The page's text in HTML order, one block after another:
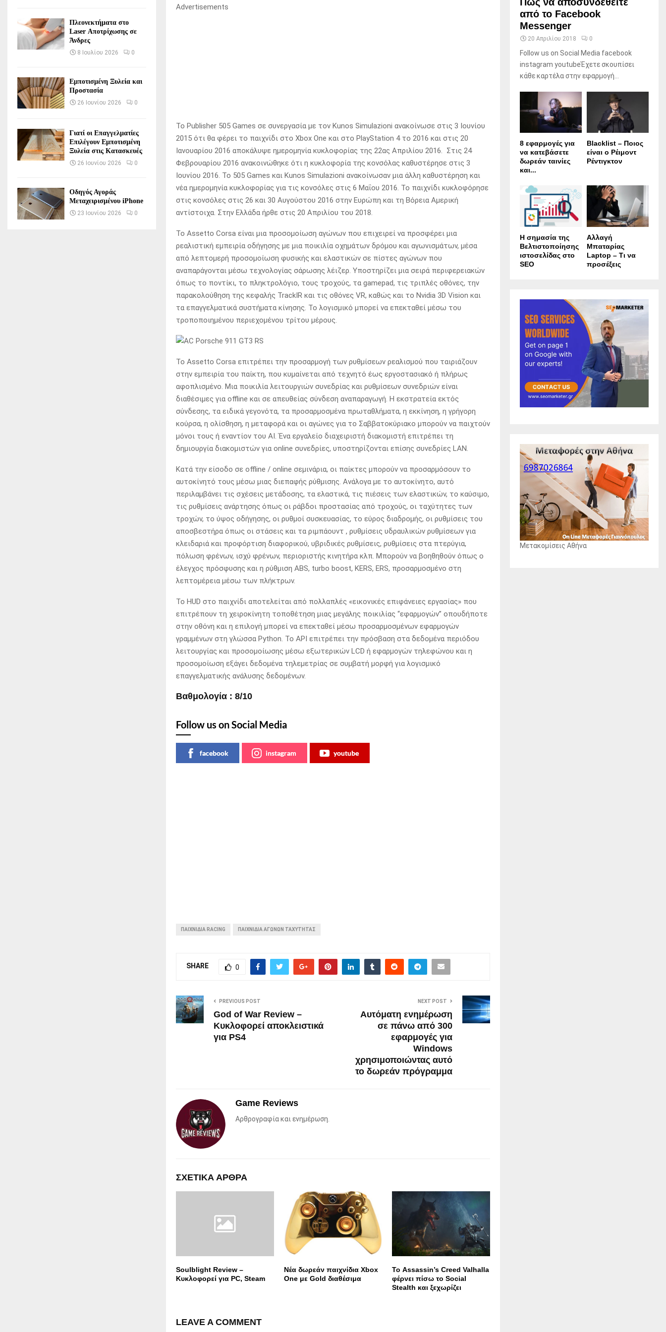
Advertisements
Το Publisher 505 Games σε συνεργασία με τον Kunos Simulazioni ανακοίνωσε στις 3 Ιουνίου
2015 ότι θα φέρει το παιχνίδι στο Xbox One και στο PlayStation 4 το 2016 και στις 20
Ιανουαρίου 2016 αποκάλυψε ημερομηνία κυκλοφορίας της 22ας Απριλίου 2016. Στις 24
Φεβρουαρίου 2016 ανακοινώθηκε ότι η κυκλοφορία της κονσόλας καθυστέρησε στις 3
Ιουνίου 2016. Το 505 Games και Kunos Simulazioni ανακοίνωσαν μια άλλη καθυστέρηση και
νέα ημερομηνία κυκλοφορίας για τις κονσόλες στις 6 Μαΐου 2016. Το παιχνίδι κυκλοφόρησε
στις κονσόλες στις 26 και 30 Αυγούστου 2016 στην Ευρώπη και τη Βόρεια Αμερική
αντίστοιχα. Στην Ελλάδα ήρθε στις 20 Απριλίου του 2018.
Το Assetto Corsa είναι μια προσομοίωση αγώνων που επιχειρεί να προσφέρει μια
ρεαλιστική εμπειρία οδήγησης με μια ποικιλία οχημάτων δρόμου και αγωνισμάτων, μέσα
από λεπτομερή προσομοίωση φυσικής και ελαστικών σε πίστες αγώνων που
αναπαράγονται μέσω τεχνολογίας σάρωσης λέιζερ. Υποστηρίζει μια σειρά περιφερειακών
όπως το ποντίκι, το πληκτρολόγιο, τους τροχούς, τα gamepad, τις τριπλές οθόνες, την
παρακολούθηση της κεφαλής TrackIR και τις οθόνες VR, καθώς και το Nvidia 3D Vision και
τα επαγγελματικά συστήματα κίνησης. Το λογισμικό μπορεί να επεκταθεί μέσω του
τροποποιημένου περιεχομένου τρίτου μέρους.
Το Assetto Corsa επιτρέπει την προσαρμογή των ρυθμίσεων ρεαλισμού που ταιριάζουν
στην εμπειρία του παίκτη, που κυμαίνεται από τεχνητό έως εργοστασιακό ή πλήρως
αφοπλισμένο. Μια ποικιλία λειτουργιών συνεδρίας και ρυθμίσεων συνεδριών είναι
διαθέσιμες για offline και σε απευθείας σύνδεση αναπαραγωγή. Η εκστρατεία εκτός
σύνδεσης, τα ειδικά γεγονότα, τα προσαρμοσμένα πρωταθλήματα, η εκκίνηση, η γρήγορη
κούρσα, η ολίσθηση, η μεταφορά και οι αγώνες για το Σαββατοκύριακο μπορούν να παιχτούν
μόνοι τους ή εναντίον του AI. Ένα εργαλείο διαχειριστή διακομιστή επιτρέπει τη
δημιουργία διακομιστών για online συνεδρίες, υποστηρίζονται επίσης συνεδρίες LAN.
Κατά την είσοδο σε offline / online σεμινάρια, οι παίκτες μπορούν να προσαρμόσουν το
αυτοκίνητό τους μέσω μιας διεπαφής ρύθμισης. Ανάλογα με το αυτοκίνητο, αυτό
περιλαμβάνει τις σχέσεις μετάδοσης, τα ελαστικά, τις πιέσεις των ελαστικών, το καύσιμο,
τις ρυθμίσεις ανάρτησης όπως οι ράβδοι προστασίας από τροχούς, οι ταχύτητες των
τροχών, το ύψος οδήγησης, οι ρυθμοί συσκευασίας, το εύρος διαδρομής, οι ρυθμίσεις του
αποσβεστήρα όπως οι στάσεις και τα ριμπάουντ , ρυθμίσεις υδραυλικών ρυθμίσεων για
κλειδαριά και προφόρτιση διαφορικού, υβριδικές ρυθμίσεις, ρυθμίσεις στα πτερύγια,
πόλωση φρένων, ισχύ φρένων, περιοριστής κινητήρα κλπ. Μπορούν να βοηθηθούν όπως ο
έλεγχος πρόσφυσης και η ρύθμιση ABS, turbo boost, KERS, ERS, προσαρμοσμένο στη
λεπτομέρεια μέσω των πλήκτρων.
Το HUD στο παιχνίδι αποτελείται από πολλαπλές «εικονικές επιφάνειες εργασίας» που
επιτρέπουν τη χειροκίνητη τοποθέτηση μιας μεγάλης ποικιλίας “εφαρμογών” οπουδήποτε
στην οθόνη και η επιλογή μπορεί να επεκταθεί μέσω προσαρμοσμένων εφαρμογών
γραμμένων στη γλώσσα Python. Το API επιτρέπει την πρόσβαση στα δεδομένα περιόδου
λειτουργίας και προσομοίωσης μέσω εξωτερικών LCD ή εφαρμογών τηλεφώνου και η
προσομοίωση εξάγει δεδομένα τηλεμετρίας σε συμβατή μορφή για λογισμικό
επαγγελματικής ανάλυσης δεδομένων.
Βαθμολογία : 8/10
Follow us on Social Media
facebook instagram youtube
ΠΑΙΧΝΙΔΙΑ RACING ΠΑΙΧΝΙΔΙΑ ΑΓΩΝΩΝ ΤΑΧΥΤΗΤΑΣ
SHARE 0
PREVIOUS POST
God of War Review –
Κυκλοφορεί αποκλειστικά
για PS4
NEXT POST
Αυτόματη ενημέρωση
σε πάνω από 300
εφαρμογές για
Windows
χρησιμοποιώντας αυτό
το δωρεάν πρόγραμμα
Game Reviews
Αρθρογραφία και ενημέρωση.
ΣΧΕΤΙΚΑ ΑΡΘΡΑ
Soulblight Review –
Κυκλοφορεί για PC, Steam
Νέα δωρεάν παιχνίδια Xbox
One με Gold διαθέσιμα
Το Assassin’s Creed Valhalla
φέρνει πίσω το Social
Stealth και ξεχωρίζει
LEAVE A COMMENT
Πλεονεκτήματα στο
Laser Αποτρίχωσης σε
Άνδρες
8 Ιουλίου 2026 0
Εμποτισμένη Ξυλεία και
Προστασία
26 Ιουνίου 2026 0
Γιατί οι Επαγγελματίες
Επιλέγουν Εμποτισμένη
Ξυλεία στις Κατασκευές
26 Ιουνίου 2026 0
Οδηγός Αγοράς
Μεταχειρισμένου iPhone
23 Ιουνίου 2026 0
από το Facebook
Messenger
20 Απριλίου 2018 0
Follow us on Social Media facebook
instagram youtubeΈχετε σκουπίσει
κάθε καρτέλα στην εφαρμογή...
8 εφαρμογές για
να κατεβάσετε
δωρεάν ταινίες
και...
Blacklist – Ποιος
είναι ο Ρέιμοντ
Ρέντιγκτον
Η σημασία της
Βελτιστοποίησης
ιστοσελίδας στο
SEO
Αλλαγή
Μπαταρίας
Laptop – Τι να
προσέξεις
Μετακομίσεις Αθήνα